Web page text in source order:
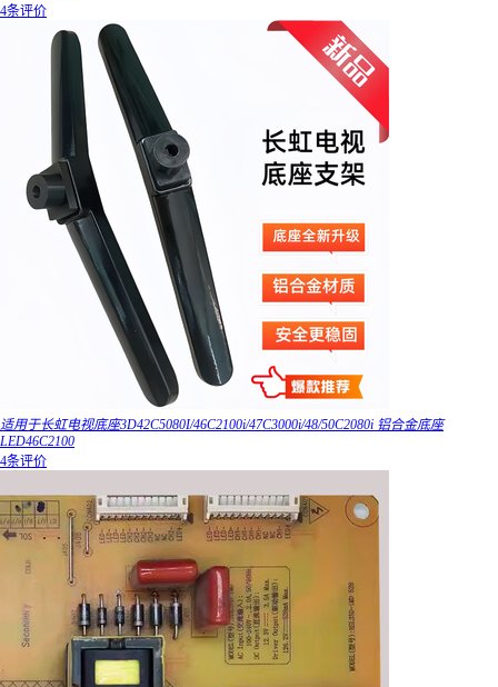
4条评价
适用于长虹电视底座3D42C5080I/46C2100i/47C3000i/48/50C2080i 铝合金底座
LED46C2100
4条评价